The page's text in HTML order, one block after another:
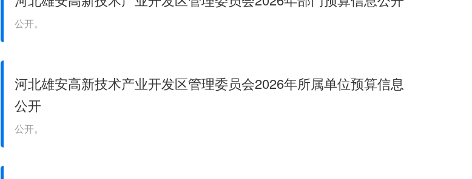
公开。
河北雄安高新技术产业开发区管理委员会2026年所属单位预算信息
公开
公开。